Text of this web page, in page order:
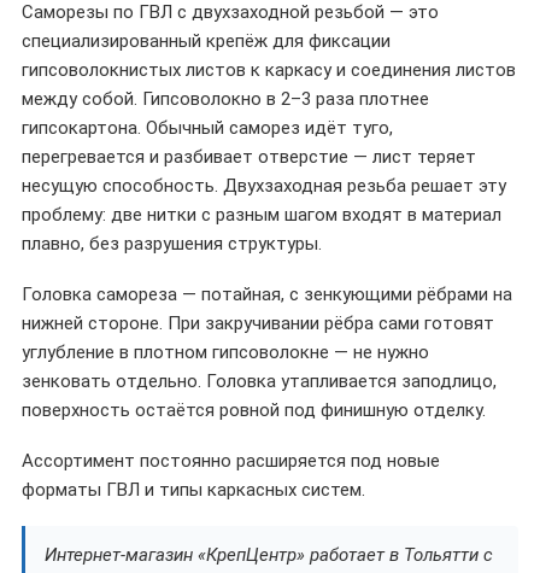
Саморезы по ГВЛ с двухзаходной резьбой — это
специализированный крепёж для фиксации
гипсоволокнистых листов к каркасу и соединения листов
между собой. Гипсоволокно в 2–3 раза плотнее
гипсокартона. Обычный саморез идёт туго,
перегревается и разбивает отверстие — лист теряет
несущую способность. Двухзаходная резьба решает эту
проблему: две нитки с разным шагом входят в материал
плавно, без разрушения структуры.
Головка самореза — потайная, с зенкующими рёбрами на
нижней стороне. При закручивании рёбра сами готовят
углубление в плотном гипсоволокне — не нужно
зенковать отдельно. Головка утапливается заподлицо,
поверхность остаётся ровной под финишную отделку.
Ассортимент постоянно расширяется под новые
форматы ГВЛ и типы каркасных систем.
Интернет-магазин «КрепЦентр» работает в Тольятти с